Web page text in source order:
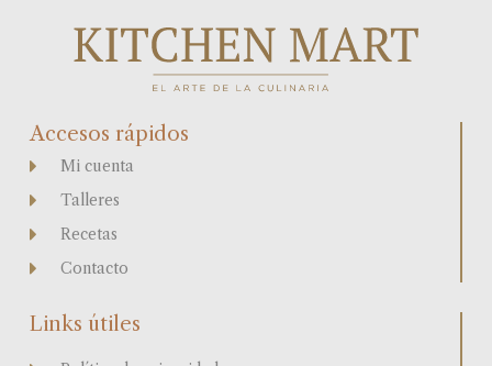
Accesos rápidos
Mi cuenta
Talleres
Recetas
Contacto
Links útiles